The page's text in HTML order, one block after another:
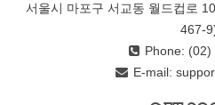
서울시 마포구 서교동 월드컵로
467-
Phone: (02)
E-mail: